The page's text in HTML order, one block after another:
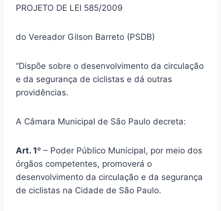
PROJETO DE LEI 585/2009
do Vereador Gilson Barreto (PSDB)
“Dispõe sobre o desenvolvimento da circulação
e da segurança de ciclistas e dá outras
providências.
A Câmara Municipal de São Paulo decreta:
Art. 1º – Poder Público Municipal, por meio dos
órgãos competentes, promoverá o
desenvolvimento da circulação e da segurança
de ciclistas na Cidade de São Paulo.